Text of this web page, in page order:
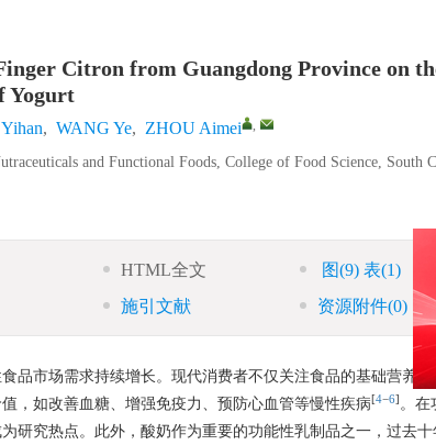
Citron from Guangdong Province on
Yogurt
, WANG Ye, ZHOU Aimei ,
and Functional Foods, College of Food Science, South
HTML全文 图(9) 表(1)
施引文献 资源附件(0)
品市场需求持续增长。现代消费者不仅关注食品的基础营养
，如改善血糖、增强免疫力、预防心血管等慢性疾病[4−6] 。在
研究热点。此外，酸奶作为重要的功能性乳制品之一，过去